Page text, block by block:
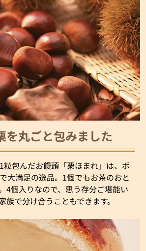
を丸ごと包みました
粒包んだお饅頭「栗ほまれ」は、ボ
大満足の逸品。1個でもお茶のおと
4個入りなので、思う存分ご堪能い
族で分け合うこともできます。